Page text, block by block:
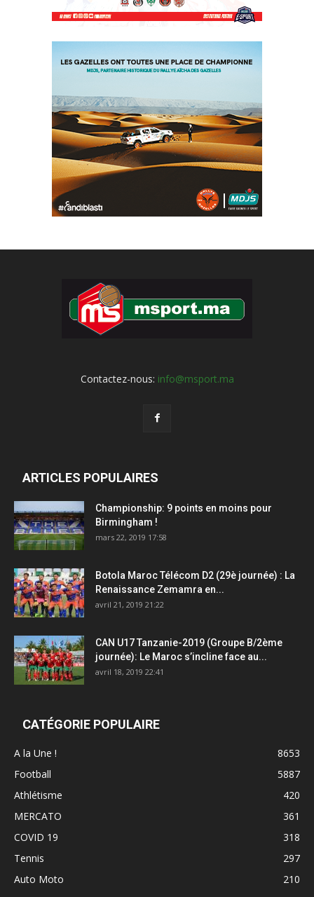
Contactez-nous: info@msport.ma
ARTICLES POPULAIRES
Championship: 9 points en moins pour
Birmingham !
mars 22, 2019 17:58
Botola Maroc Télécom D2 (29è journée) : La
Renaissance Zemamra en...
avril 21, 2019 21:22
CAN U17 Tanzanie-2019 (Groupe B/2ème
journée): Le Maroc s’incline face au...
avril 18, 2019 22:41
CATÉGORIE POPULAIRE
A la Une !
8653
Football
5887
Athlétisme
420
MERCATO
361
COVID 19
318
Tennis
297
Auto Moto
210